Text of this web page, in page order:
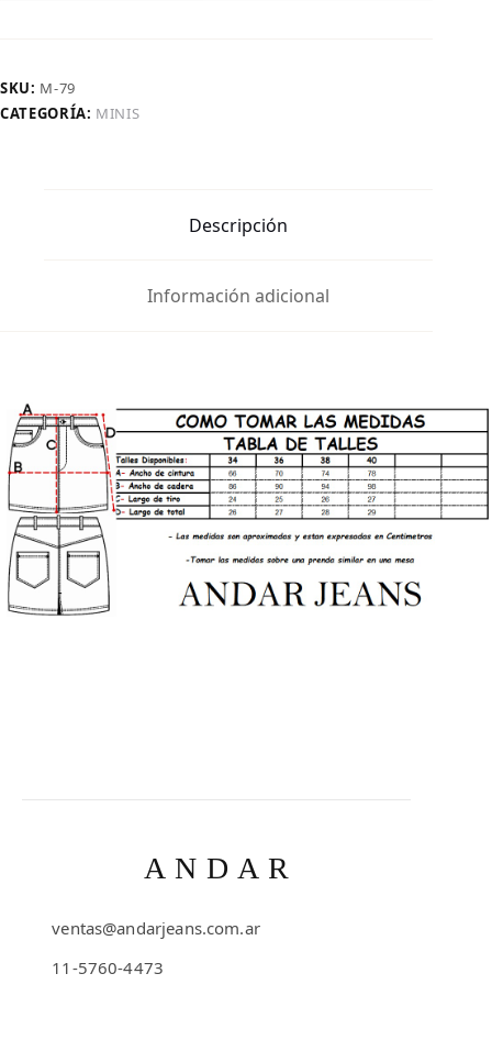
Botones
Pulido
SKU: M-79
CATEGORÍA: MINIS
Descripción
Información adicional
ANDAR
ventas@andarjeans.com.ar
11-5760-4473